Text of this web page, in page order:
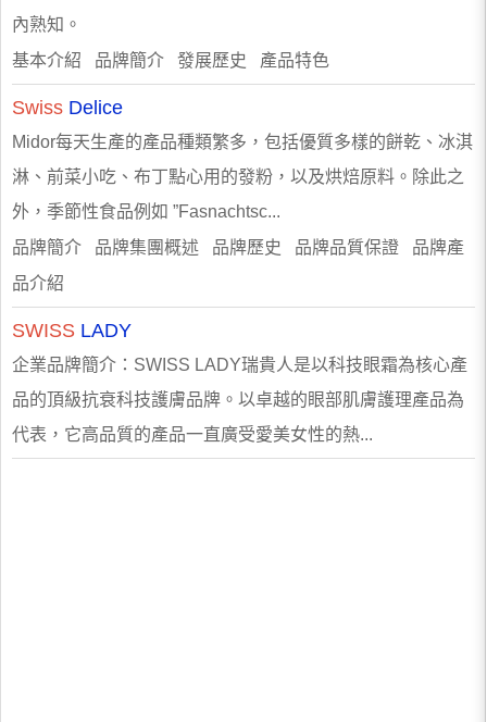
內熟知。
基本介紹 品牌簡介 發展歷史 產品特色
Swiss Delice
Midor每天生產的產品種類繁多，包括優質多樣的餅乾、冰淇
淋、前菜小吃、布丁點心用的發粉，以及烘焙原料。除此之
外，季節性食品例如 ”Fasnachtsc...
品牌簡介 品牌集團概述 品牌歷史 品牌品質保證 品牌產
品介紹
SWISS LADY
企業品牌簡介：SWISS LADY瑞貴人是以科技眼霜為核心產
品的頂級抗衰科技護膚品牌。以卓越的眼部肌膚護理產品為
代表，它高品質的產品一直廣受愛美女性的熱...